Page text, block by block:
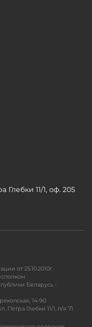
Глебки 11/1, оф. 205
от 25.10.2010г.
Беларусь -
14-90
Петра Глебки 11/1, п/я 71